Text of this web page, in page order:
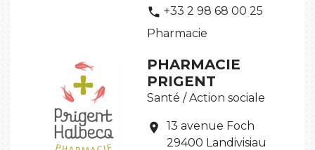
phone +33 2 98 68 00 25
Pharmacie
PHARMACIE
PRIGENT
Santé / Action sociale
location_on
13 avenue Foch
29400 Landivisiau